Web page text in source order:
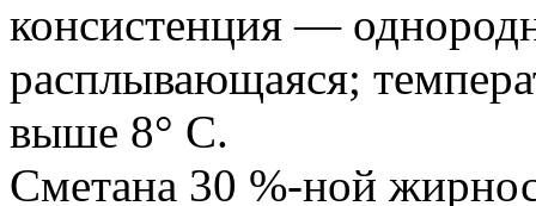
консистенция —
расплывающаяся;
выше 8° С.
Сметана 30 %-ной